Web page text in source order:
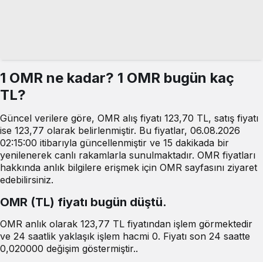
1 OMR ne kadar? 1 OMR bugün kaç
TL?
Güncel verilere göre, OMR alış fiyatı 123,70 TL, satış fiyatı
ise 123,77 olarak belirlenmiştir. Bu fiyatlar, 06.08.2026
02:15:00 itibarıyla güncellenmiştir ve 15 dakikada bir
yenilenerek canlı rakamlarla sunulmaktadır. OMR fiyatları
hakkında anlık bilgilere erişmek için OMR sayfasını ziyaret
edebilirsiniz.
OMR (TL) fiyatı bugün düştü.
OMR anlık olarak 123,77 TL fiyatından işlem görmektedir
ve 24 saatlik yaklaşık işlem hacmi 0. Fiyatı son 24 saatte
0,020000 değişim göstermiştir..